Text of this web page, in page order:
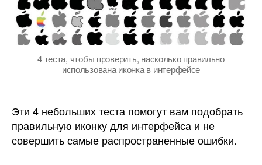
4 теста, чтобы проверить, насколько правильно
использована иконка в интерфейсе
Эти 4 небольших теста помогут вам подобрать
правильную иконку для интерфейса и не
совершить самые распространенные ошибки.